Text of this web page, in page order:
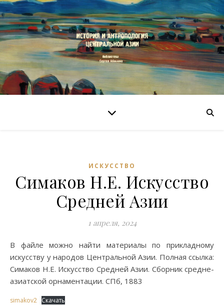
ИСКУССТВО
Симаков Н.Е. Искусство
Средней Азии
1 апреля, 2024
В файле можно найти материалы по прикладному
искусству у народов Центральной Азии. Полная ссылка:
Симаков Н.Е. Искусство Средней Азии. Сборник средне-
азиатской орнаментации. СПб, 1883
simakov2 Скачать